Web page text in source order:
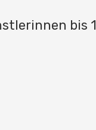
bis